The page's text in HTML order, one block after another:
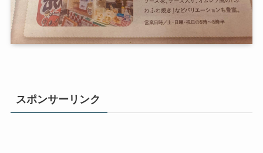
スポンサーリンク